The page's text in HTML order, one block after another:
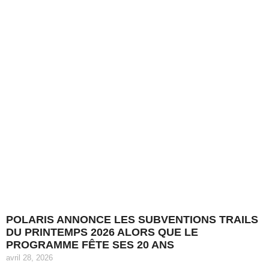
POLARIS ANNONCE LES SUBVENTIONS TRAILS
DU PRINTEMPS 2026 ALORS QUE LE
PROGRAMME FÊTE SES 20 ANS
avril 28, 2026